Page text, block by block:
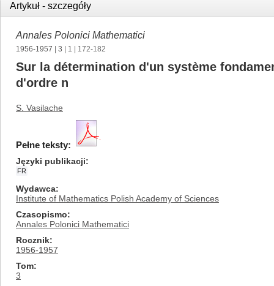
Artykuł - szczegóły
Annales Polonici Mathematici
1956-1957 3 1 | 172-182
Sur la détermination d'un système
d'ordre n
S. Vasilache
Pełne teksty:
Języki publikacji
FR
Wydawca
Institute of Mathematics Polish Academy of Sciences
Czasopismo
Annales Polonici Mathematici
Rocznik
1956-1957
Tom
3